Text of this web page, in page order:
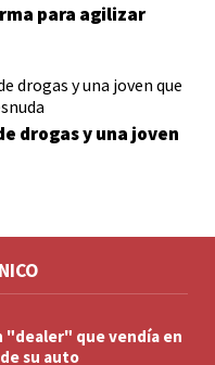
para agilizar
drogas y una joven
"dealer" que vendía en
su auto